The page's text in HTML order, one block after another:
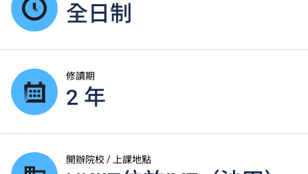
全日制
修讀期
2 年
開辦院校 / 上課地點